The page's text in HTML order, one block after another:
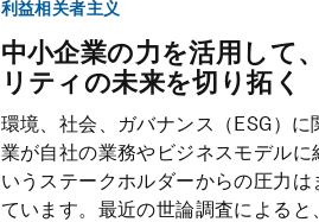
利益相关者主义
中小企業の力を活用して
リティの未来を切り拓く
環境、社会、ガバナンス（ESG）に
業が自社の業務やビジネスモデルに
いうステークホルダーからの圧力は
ています。最近の世論調査によると